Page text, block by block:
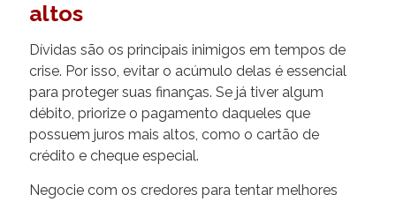
altos
Dívidas são os principais inimigos em tempos de
crise. Por isso, evitar o acúmulo delas é essencial
para proteger suas finanças. Se já tiver algum
débito, priorize o pagamento daqueles que
possuem juros mais altos, como o cartão de
crédito e cheque especial.
Negocie com os credores para tentar melhores